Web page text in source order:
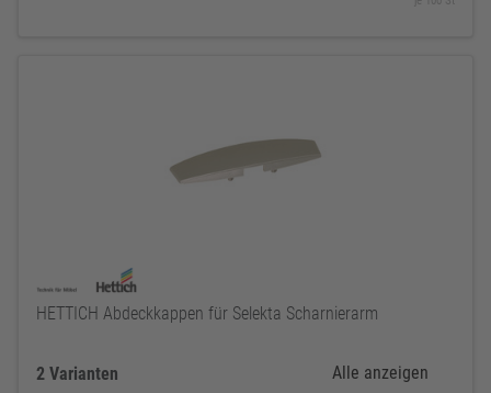
HETTICH Abdeckkappen für Selekta Scharnierarm
2 Varianten Alle anzeigen